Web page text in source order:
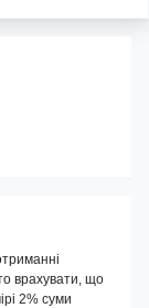
врахувати, що
2% суми